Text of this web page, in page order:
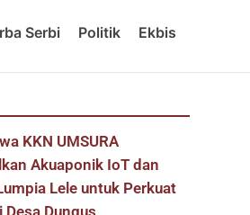
Serbi Politik Ekbis
KKN UMSURA
Akuaponik IoT dan
Lele untuk Perkuat
Desa Dungus